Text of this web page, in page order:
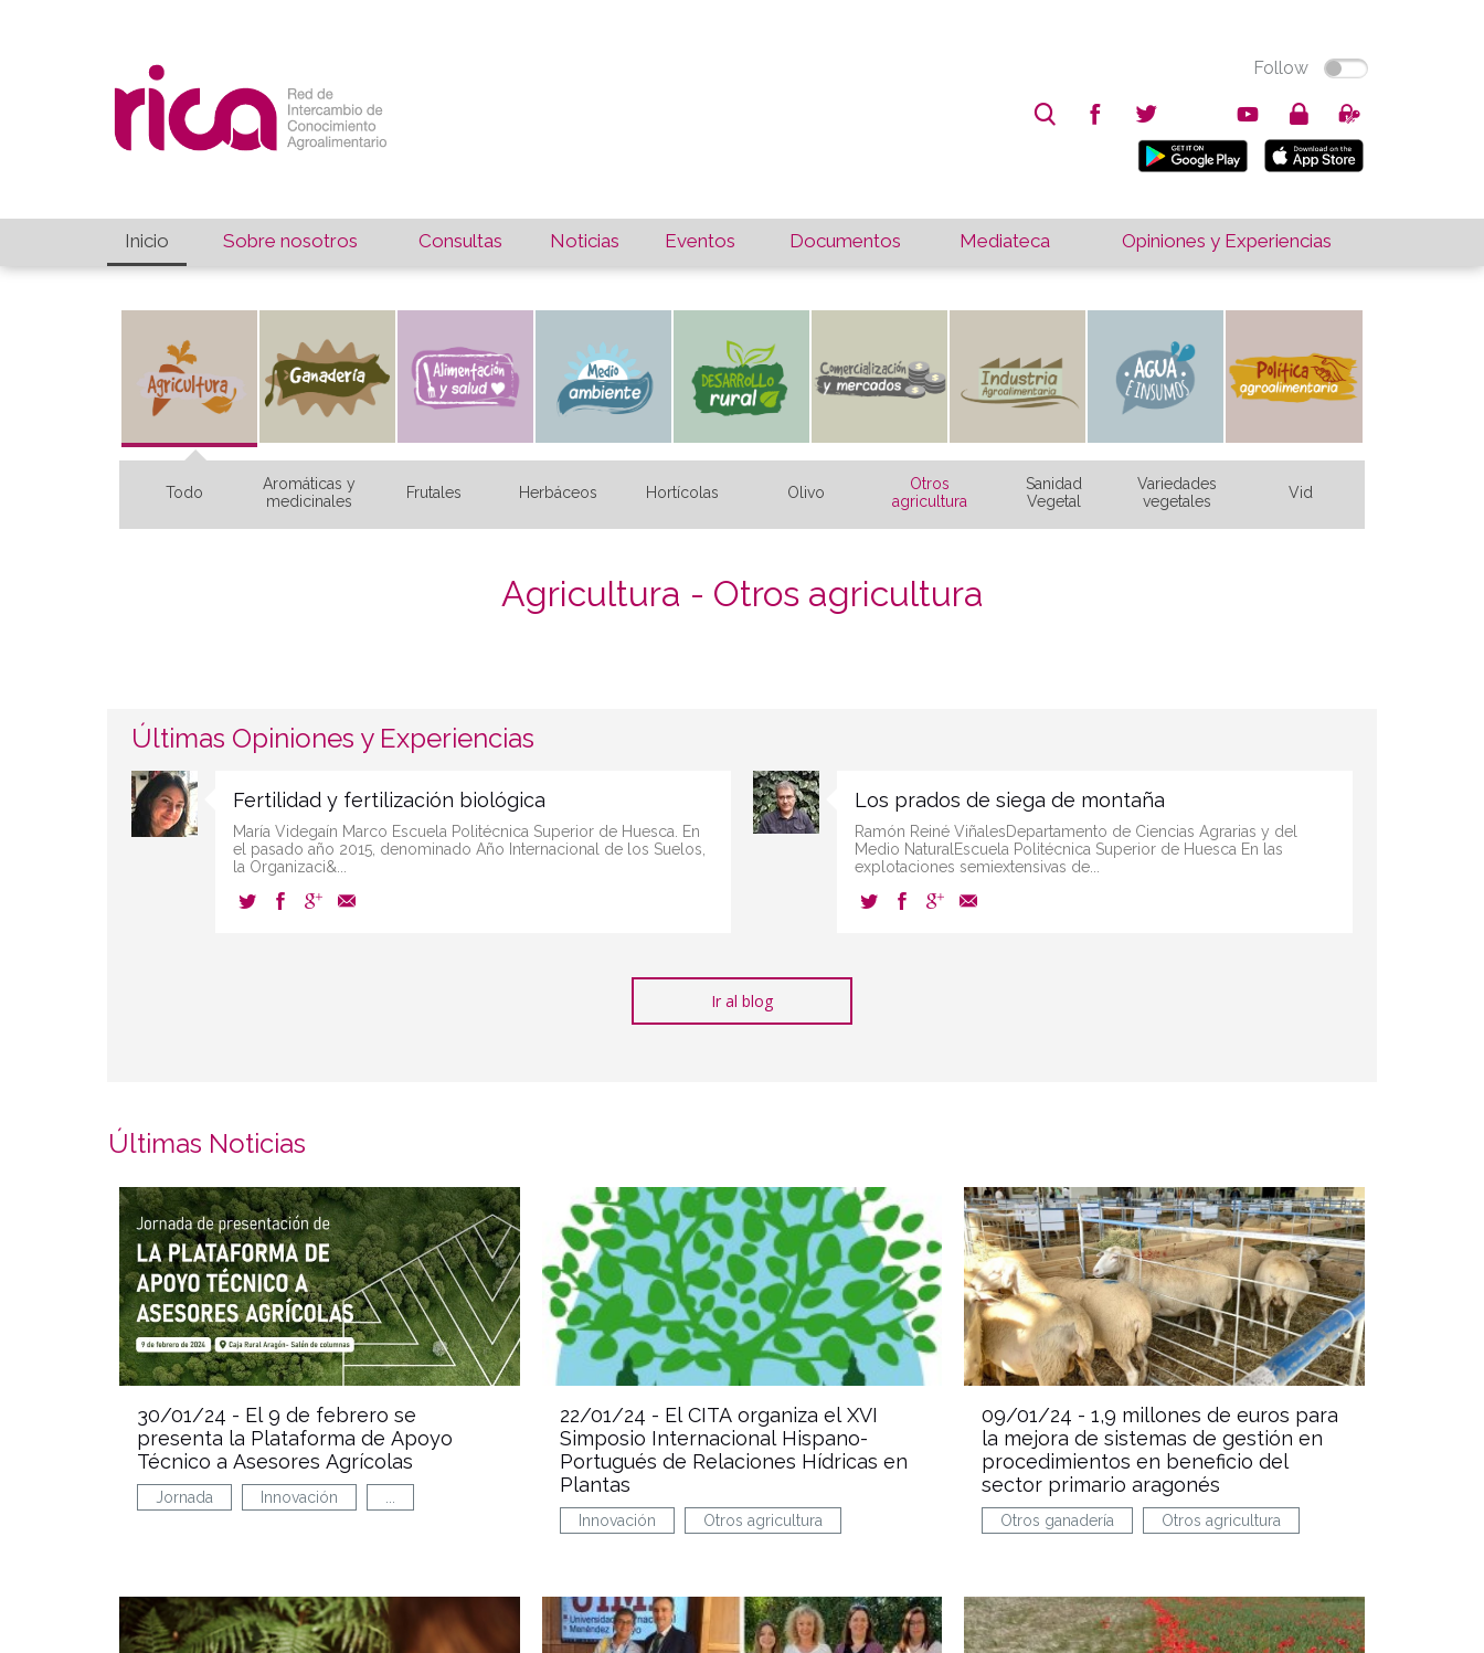
Follow
Inicio Sobre nosotros Consultas Noticias Eventos Documentos Mediateca Opiniones y Experiencias
Todo
Aromáticas y
medicinales
Frutales Herbáceos Hortícolas Olivo
Otros
agricultura
Sanidad
Vegetal
Variedades
vegetales
Vid
Agricultura - Otros agricultura
Últimas Opiniones y Experiencias
Fertilidad y fertilización biológica
María Videgaín Marco Escuela Politécnica Superior de Huesca. En
el pasado año 2015, denominado Año Internacional de los Suelos,
la Organizaci&...
Los prados de siega de montaña
Ramón Reiné ViñalesDepartamento de Ciencias Agrarias y del
Medio NaturalEscuela Politécnica Superior de Huesca En las
explotaciones semiextensivas de...
Ir al blog
Últimas Noticias
30/01/24 - El 9 de febrero se
presenta la Plataforma de Apoyo
Técnico a Asesores Agrícolas
Jornada Innovación
22/01/24 - El CITA organiza el XVI
Simposio Internacional Hispano-
Portugués de Relaciones Hídricas en
Plantas
Innovación Otros agricultura
09/01/24 -1,9 millones de euros para
la mejora de sistemas de gestión en
procedimientos en beneficio del
sector primario aragonés
Otros ganadería Otros agricultura